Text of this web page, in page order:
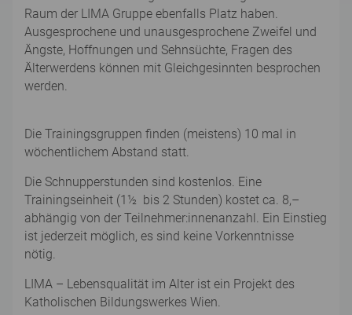
Raum der LIMA Gruppe ebenfalls Platz haben.
Ausgesprochene und unausgesprochene Zweifel und
Ängste, Hoffnungen und Sehnsüchte, Fragen des
Älterwerdens können mit Gleichgesinnten besprochen
werden.
Die Trainingsgruppen finden (meistens) 10 mal in
wöchentlichem Abstand statt.
Die Schnupperstunden sind kostenlos. Eine
Trainingseinheit (1½ bis 2 Stunden) kostet ca. 8,–
abhängig von der Teilnehmer:innenanzahl. Ein Einstieg
ist jederzeit möglich, es sind keine Vorkenntnisse
nötig.
LIMA – Lebensqualität im Alter ist ein Projekt des
Katholischen Bildungswerkes Wien.